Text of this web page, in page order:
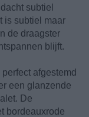
subtiel
is subtiel maar
de draagster
blijft.
afgestemd
een glanzende
De
bordeauxrode